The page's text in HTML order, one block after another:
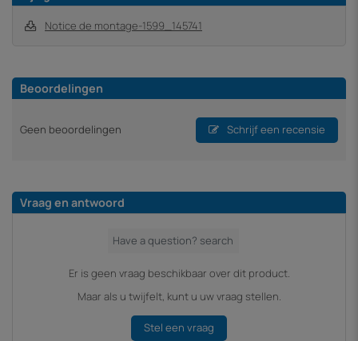
Notice de montage-1599_145741
Beoordelingen
Geen beoordelingen Schrijf een recensie
Vraag en antwoord
Er is geen vraag beschikbaar over dit product.
Maar als u twijfelt, kunt u uw vraag stellen.
Stel een vraag